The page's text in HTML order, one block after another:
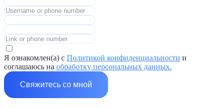
Я ознакомлен(а) с Политикой конфиденциальности и
соглашаюсь на обработку персональных данных.
Свяжитесь со мной